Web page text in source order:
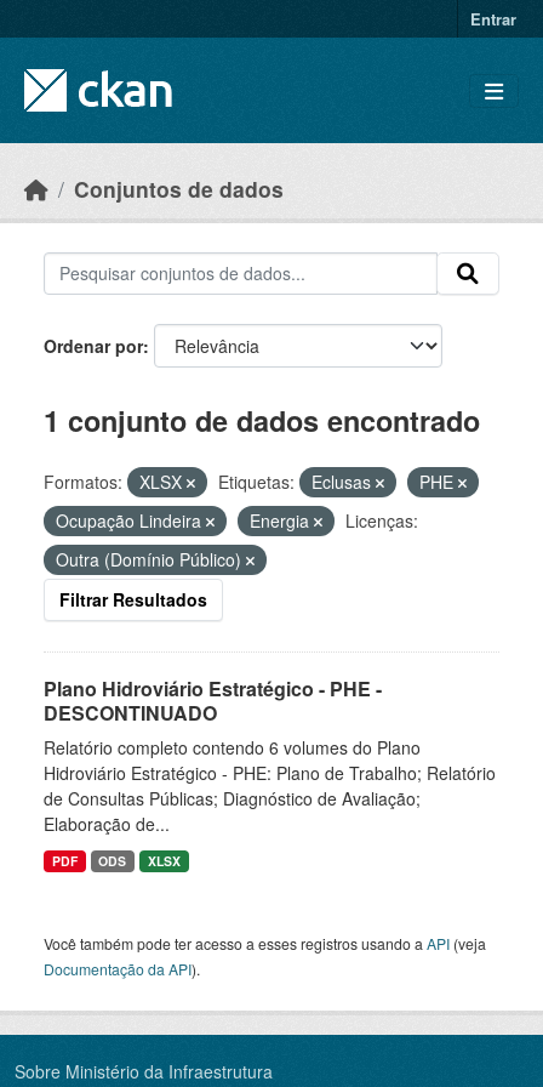
Entrar
Conjuntos de dados
Ordenar por
1 conjunto de dados encontrado
Formatos: XLSX Etiquetas: Eclusas
PHE
Ocupação Lindeira
Energia
Licenças:
Outra (Domínio Público)
Filtrar Resultados
Plano Hidroviário Estratégico - PHE -
DESCONTINUADO
Relatório completo contendo 6 volumes do Plano
Hidroviário Estratégico - PHE: Plano de Trabalho; Relatório
de Consultas Públicas; Diagnóstico de Avaliação;
Elaboração de...
PDF ODS XLSX
Você também pode ter acesso a esses registros usando a API (veja
Documentação da API).
Sobre Ministério da Infraestrutura